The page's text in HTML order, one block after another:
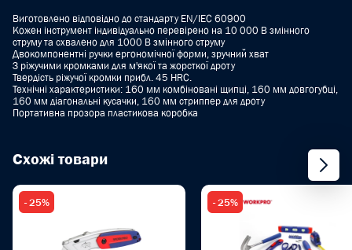
Виготовлено відповідно до стандарту EN/IEC 60900
Кожен інструмент індивідуально перевірено на 10 000 В змінного
струму та схвалено для 1000 В змінного струму
Двокомпонентні ручки ергономічної форми, зручний хват
З ріжучими кромками для м'якої та жорсткої дроту
Твердість ріжучої кромки прибл. 45 HRC.
Технічні характеристики: 160 мм комбіновані щипці, 160 мм довгогубці,
160 мм діагональні кусачки, 160 мм стриппер для дроту
Портативна прозора пластикова коробка
Схожі товари
- 25% - 25%